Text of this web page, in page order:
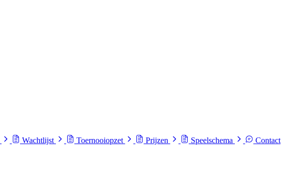
Wachtlijst Toernooiopzet Prijzen Speelschema
Contact